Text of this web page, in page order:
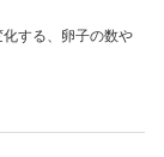
化する、卵子の数や